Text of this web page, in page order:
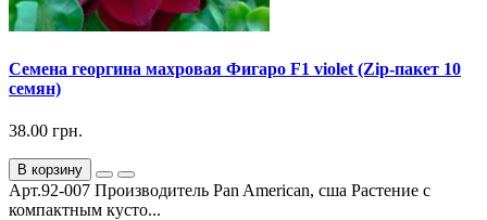
Семена георгина махровая Фигаро F1 violet (Zip-пакет 10
семян)
38.00 грн.
В корзину
Арт.92-007 Производитель Pan American, сша Растение с
компактным кусто...